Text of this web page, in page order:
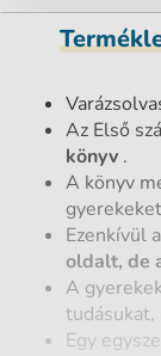
Az Első
könyv .
A könyv
gyerekeket
Ezenkívül
oldalt, de
A
tudásukat,
Egy